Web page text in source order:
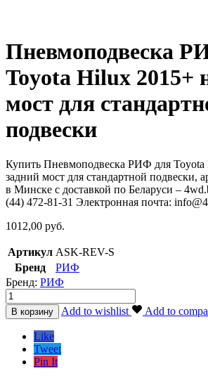
Пневмоподвеска
Toyota Hilux 2015+
мост для
подвески
Купить Пневмоподвеска РИФ для Toyota
задний мост для стандартной подвески,
в Минске с доставкой по Беларуси –
(44) 472-81-31 Электронная почта:
1012,00 руб.
Артикул ASK-REV-S
Бренд
РИФ
Бренд: РИФ
Пневмоподвеска
РИФ
для
Toyota
В корзину Add to wishlist Add to
Like
Tweet
Pin It